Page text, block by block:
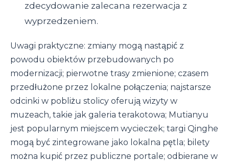
zdecydowanie zalecana rezerwacja z
wyprzedzeniem.
Uwagi praktyczne: zmiany mogą nastąpić z
powodu obiektów przebudowanych po
modernizacji; pierwotne trasy zmienione; czasem
przedłużone przez lokalne połączenia; najstarsze
odcinki w pobliżu stolicy oferują wizyty w
muzeach, takie jak galeria terakotowa; Mutianyu
jest popularnym miejscem wycieczek; targi Qinghe
mogą być zintegrowane jako lokalna pętla; bilety
można kupić przez publiczne portale; odbierane w